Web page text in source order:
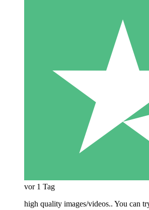
vor 1 Tag
high quality images/videos.. You can